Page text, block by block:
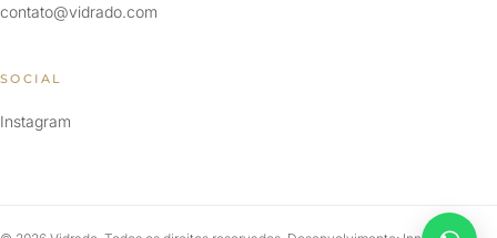
contato@vidrado.com
SOCIAL
Instagram